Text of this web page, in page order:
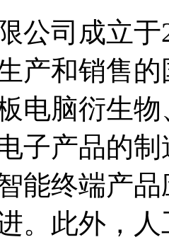
公司成立
产和销售
电脑衍生
子产品的
能终端产
。此外，